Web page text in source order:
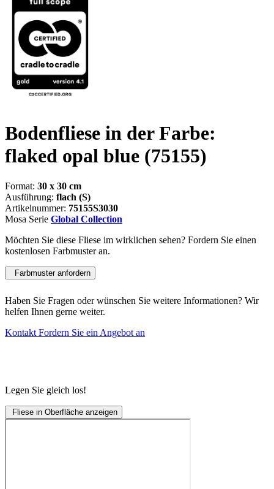
Bodenfliese in der Farbe:
flaked opal blue (75155)
Format: 30 x 30 cm
Ausführung: flach (S)
Artikelnummer: 75155S3030
Mosa Serie Global Collection
Möchten Sie diese Fliese im wirklichen sehen? Fordern Sie einen
kostenlosen Farbmuster an.
Farbmuster anfordern
Haben Sie Fragen oder wünschen Sie weitere Informationen? Wir
helfen Ihnen gerne weiter.
Kontakt Fordern Sie ein Angebot an
Legen Sie gleich los!
Fliese in Oberfläche anzeigen